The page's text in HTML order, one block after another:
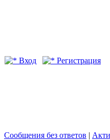
Вход
Регистрация
Сообщения без ответов |